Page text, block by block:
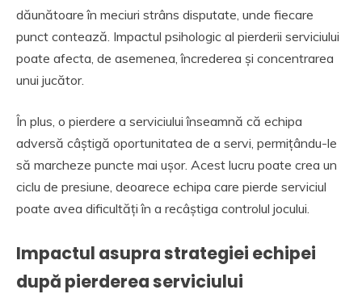
dăunătoare în meciuri strâns disputate, unde fiecare
punct contează. Impactul psihologic al pierderii serviciului
poate afecta, de asemenea, încrederea și concentrarea
unui jucător.
În plus, o pierdere a serviciului înseamnă că echipa
adversă câștigă oportunitatea de a servi, permițându-le
să marcheze puncte mai ușor. Acest lucru poate crea un
ciclu de presiune, deoarece echipa care pierde serviciul
poate avea dificultăți în a recâștiga controlul jocului.
Impactul asupra strategiei echipei
după pierderea serviciului